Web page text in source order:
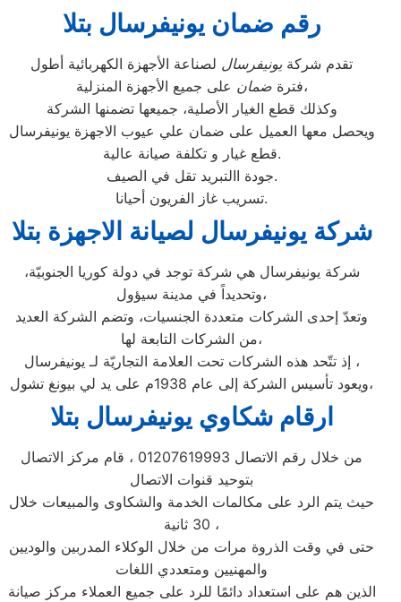
رقم ضمان يونيفرسال بتلا
تقدم شركة يونيفرسال لصناعة الأجهزة الكهربائية أطول
فترةضمان
على جميع الأجهزة المنزلية،
وكذلك قطع الغيار الأصلية، جميعها تضمنها الشركة
ويحصل معها العميل على ضمان علي عيوب الاجهزة يونيفرسال
قطع غيار و تكلفة صيانة عالية.
جودة االتبريد تقل في الصيف.
تسريب غاز الفريون أحيانا.
شركة يونيفرسال لصيانة الاجهزة بتلا
شركة يونيفرسال هي شركة توجد في دولة كوريا الجنوبيّة،
وتحديداً في مدينة سيؤول،
وتعدّ إحدى الشركات متعددة الجنسيات، وتضم الشركة العديد
من الشركات التابعة لها،
إذ تتّحد هذه الشركات تحت العلامة التجاريّة لـ يونيفرسال ،
ويعود تأسيس الشركة إلى عام 1938م على يد لي بيونغ تشول،
ارقام شكاوي يونيفرسال بتلا
من خلال رقم الاتصال 01207619993 ، قام مركز الاتصال
بتوحيد قنوات الاتصال
حيث يتم الرد على مكالمات الخدمة والشكاوى والمبيعات خلال
30 ثانية ،
حتى في وقت الذروة مرات من خلال الوكلاء المدربين والوديين
والمهنيين ومتعددي اللغات
الذين هم على استعداد دائمًا للرد على جميع العملاء مركز صيانة